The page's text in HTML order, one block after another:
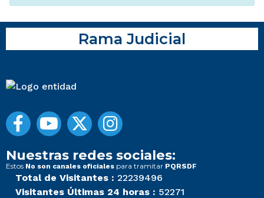
Rama Judicial
Nuestras redes sociales:
Estos No son canales oficiales para tramitar PQRSDF
Total de Visitantes : 22239496
Visitantes Últimas 24 horas : 52271